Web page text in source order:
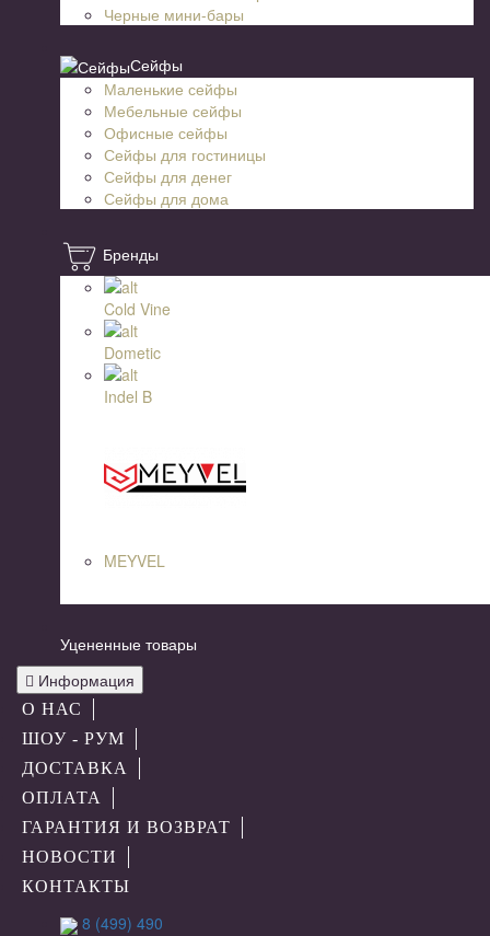
Черные мини-бары
Сейфы
Маленькие сейфы
Мебельные сейфы
Офисные сейфы
Сейфы для гостиницы
Сейфы для денег
Сейфы для дома
Бренды
Cold Vine
Dometic
Indel B
MEYVEL
Уцененные товары
Информация
О НАС
ШОУ - РУМ
ДОСТАВКА
ОПЛАТА
ГАРАНТИЯ И ВОЗВРАТ
НОВОСТИ
КОНТАКТЫ
8 (499) 490